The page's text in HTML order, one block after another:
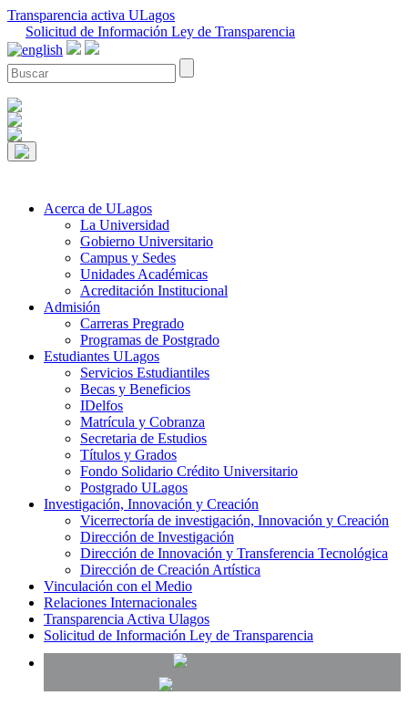
Transparencia activa ULagos
Solicitud de Información Ley de Transparencia
Acerca de ULagos
La Universidad
Gobierno Universitario
Campus y Sedes
Unidades Académicas
Acreditación Institucional
Admisión
Carreras Pregrado
Programas de Postgrado
Estudiantes ULagos
Servicios Estudiantiles
Becas y Beneficios
IDelfos
Matrícula y Cobranza
Secretaria de Estudios
Títulos y Grados
Fondo Solidario Crédito Universitario
Postgrado ULagos
Investigación, Innovación y Creación
Vicerrectoría de investigación, Innovación y Creación
Dirección de Investigación
Dirección de Innovación y Transferencia Tecnológica
Dirección de Creación Artística
Vinculación con el Medio
Relaciones Internacionales
Transparencia Activa Ulagos
Solicitud de Información Ley de Transparencia